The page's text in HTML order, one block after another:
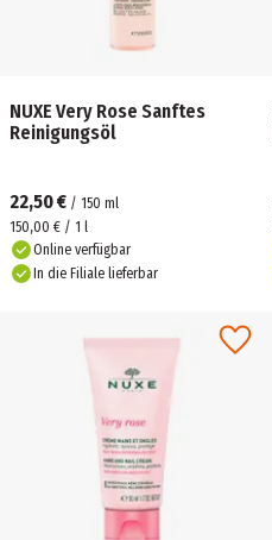
NUXE Very Rose Sanftes
Reinigungsöl
22,50 € / 150 ml
150,00 € / 1 l
Online verfügbar
In die Filiale lieferbar